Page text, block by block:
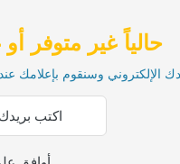
حالياً غير متوفر